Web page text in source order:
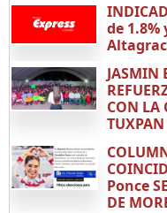
de 1.8%
JASMIN
CON LA
TUXPAN
Ponce
DE